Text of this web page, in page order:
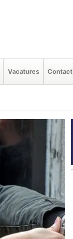
Vacatures Contact